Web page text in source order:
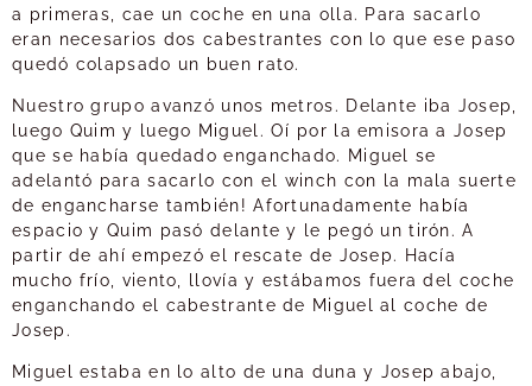
a primeras, cae un coche en una olla. Para sacarlo
eran necesarios dos cabestrantes con lo que ese paso
quedó colapsado un buen rato.
Nuestro grupo avanzó unos metros. Delante iba Josep,
luego Quim y luego Miguel. Oí por la emisora a Josep
que se había quedado enganchado. Miguel se
adelantó para sacarlo con el winch con la mala suerte
de engancharse también! Afortunadamente había
espacio y Quim pasó delante y le pegó un tirón. A
partir de ahí empezó el rescate de Josep. Hacía
mucho frío, viento, llovía y estábamos fuera del coche
enganchando el cabestrante de Miguel al coche de
Josep.
Miguel estaba en lo alto de una duna y Josep abajo,